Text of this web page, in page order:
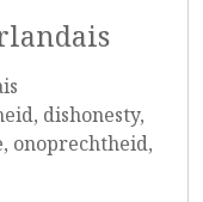
dishonesty,
onoprechtheid,